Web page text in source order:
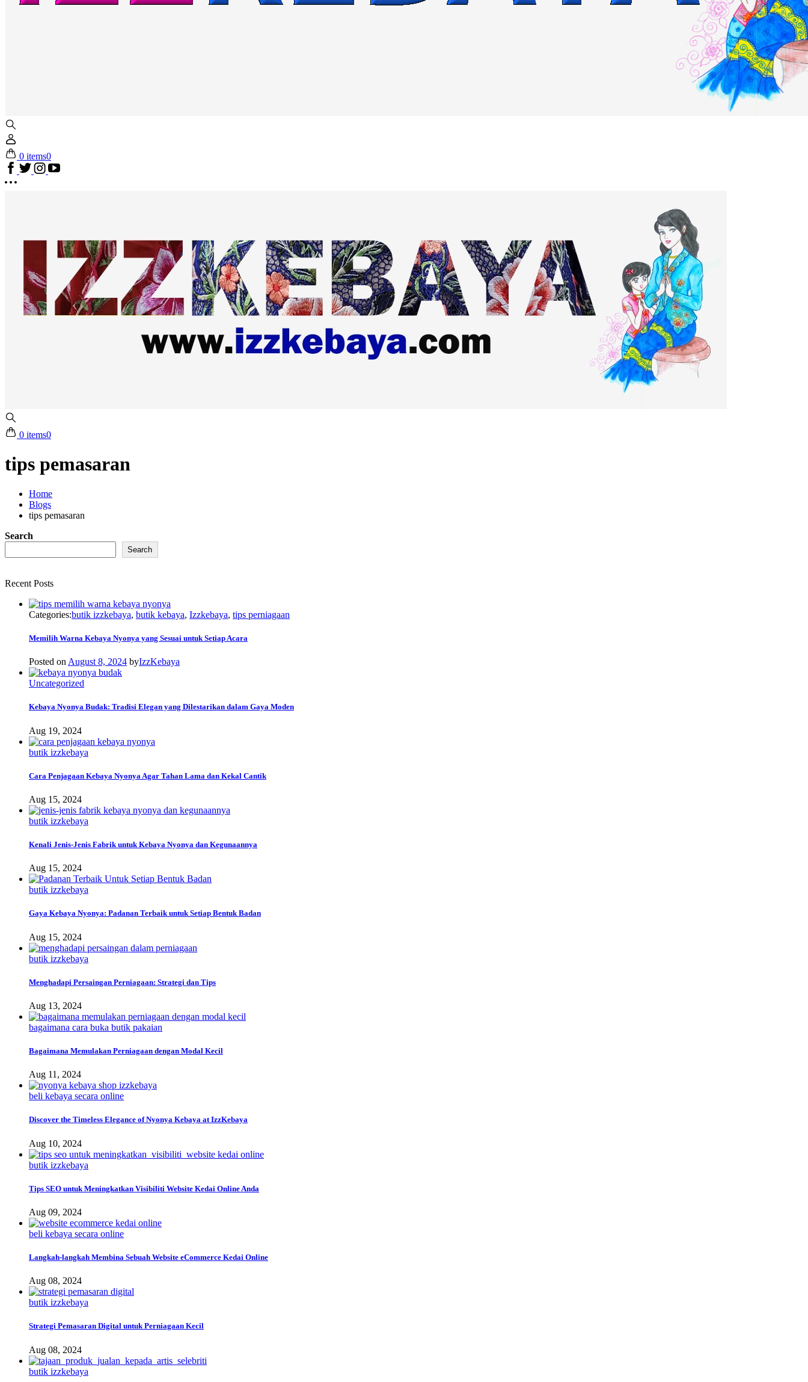
0 items0
0 items0
tips pemasaran
Home
Blogs
tips pemasaran
Search
Search
Recent Posts
Categories:butik izzkebaya, butik kebaya, Izzkebaya, tips perniagaan
Memilih Warna Kebaya Nyonya yang Sesuai untuk Setiap Acara
Posted on August 8, 2024 byIzzKebaya
Uncategorized
Kebaya Nyonya Budak: Tradisi Elegan yang Dilestarikan dalam Gaya Moden
Aug 19, 2024
butik izzkebaya
Cara Penjagaan Kebaya Nyonya Agar Tahan Lama dan Kekal Cantik
Aug 15, 2024
butik izzkebaya
Kenali Jenis-Jenis Fabrik untuk Kebaya Nyonya dan Kegunaannya
Aug 15, 2024
butik izzkebaya
Gaya Kebaya Nyonya: Padanan Terbaik untuk Setiap Bentuk Badan
Aug 15, 2024
butik izzkebaya
Menghadapi Persaingan Perniagaan: Strategi dan Tips
Aug 13, 2024
bagaimana cara buka butik pakaian
Bagaimana Memulakan Perniagaan dengan Modal Kecil
Aug 11, 2024
beli kebaya secara online
Discover the Timeless Elegance of Nyonya Kebaya at IzzKebaya
Aug 10, 2024
butik izzkebaya
Tips SEO untuk Meningkatkan Visibiliti Website Kedai Online Anda
Aug 09, 2024
beli kebaya secara online
Langkah-langkah Membina Sebuah Website eCommerce Kedai Online
Aug 08, 2024
butik izzkebaya
Strategi Pemasaran Digital untuk Perniagaan Kecil
Aug 08, 2024
butik izzkebaya